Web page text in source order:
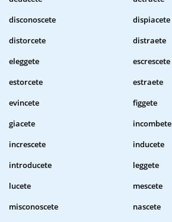
disconoscete
dispiacete
distorcete
distraete
eleggete
escrescete
estorcete
estraete
evincete
figgete
giacete
incombete
increscete
inducete
introducete
leggete
lucete
mescete
misconoscete
nascete